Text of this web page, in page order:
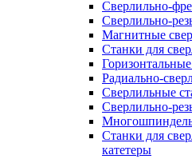
Сверлильно-
Сверлильно-
Магнитные
Станки для
Радиально-
Сверлильные
Сверлильно-
Станки для
катетеры